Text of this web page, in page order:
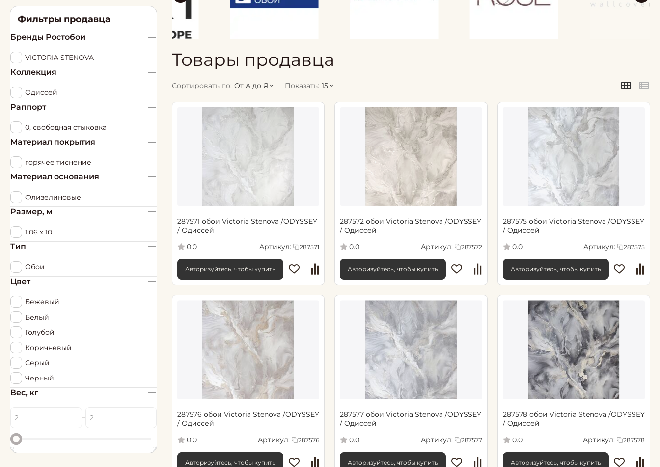
Товары продавца
Сортировать по: От А до Я Показать: 15
287571 обои Victoria Stenova /ODYSSEY
/ Одиссей
0.0
Артикул: 287571
Авторизуйтесь, чтобы купить
287572 обои Victoria Stenova /ODYSSEY
/ Одиссей
0.0
Артикул: 287572
Авторизуйтесь, чтобы купить
287575 обои Victoria Stenova /ODYSSEY
/ Одиссей
0.0
Артикул: 287575
Авторизуйтесь, чтобы купить
287576 обои Victoria Stenova /ODYSSEY
/ Одиссей
0.0
Артикул: 287576
Авторизуйтесь, чтобы купить
287577 обои Victoria Stenova /ODYSSEY
/ Одиссей
0.0
Артикул: 287577
Авторизуйтесь, чтобы купить
287578 обои Victoria Stenova /ODYSSEY
/ Одиссей
0.0
Артикул: 287578
Авторизуйтесь, чтобы купить
Фильтры продавца
Бренды Ростобои
VICTORIA STENOVA
Коллекция
Одиссей
Раппорт
0, свободная стыковка
Материал покрытия
горячее тиснение
Материал основания
Флизелиновые
Размер, м
1,06 х 10
Тип
Обои
Цвет
Бежевый
Белый
Голубой
Коричневый
Серый
Черный
Вес, кг
–
2 2